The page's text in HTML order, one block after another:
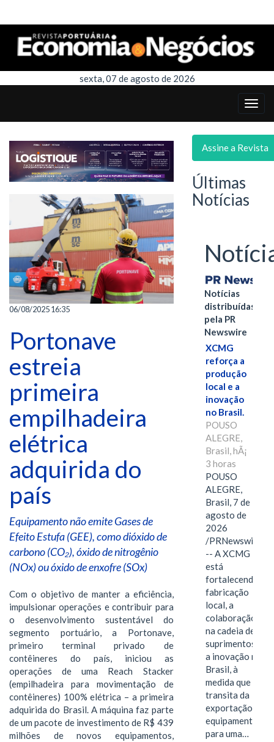
sexta, 07 de agosto de 2026
06/08/2025 16:35
Portonave
estreia
primeira
empilhadeira
elétrica
adquirida do
país
Equipamento não emite Gases de
Efeito Estufa (GEE), como dióxido de
carbono (CO₂), óxido de nitrogênio
(NOx) ou óxido de enxofre (SOx)
Com o objetivo de manter a eficiência,
impulsionar operações e contribuir para
o desenvolvimento sustentável do
segmento portuário, a Portonave,
primeiro terminal privado de
contêineres do país, iniciou as
operações de uma Reach Stacker
(empilhadeira para movimentação de
contêineres) 100% elétrica – a primeira
adquirida do Brasil. A máquina faz parte
de um pacote de investimento de R$ 439
milhões de novos equipamentos,
Assine a Revista
Últimas
Notícias
Notícias
distribuídas
pela PR
Newswire
XCMG
reforça a
produção
local e a
inovação
no Brasil.
POUSO
ALEGRE,
Brasil, hÃ¡
3 horas
POUSO
ALEGRE,
Brasil, 7 de
agosto de
2026
/PRNewswire/
-- A XCMG
está
fortalecendo a
fabricação
local, a
colaboração
na cadeia de
suprimentos e
a inovação no
Brasil, à
medida que
transita da
exportação de
equipamentos
para uma…